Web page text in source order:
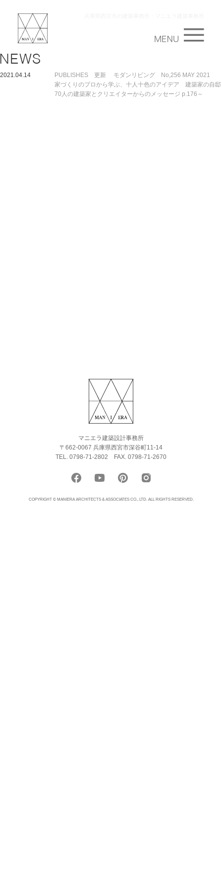
2021.04.14
PUBLISHES 更新 モダンリビング No,256 MAY 2021
家づくりのプロから学ぶ、十人十色のアイデア 建築家の自邸
70人の建築家とクリエイターからのメッセージ p.176～
マニエラ建築設計事務所
〒662-0067 兵庫県西宮市深谷町11-14
TEL. 0798-71-2802 FAX. 0798-71-2670
COPYRIGHT © MANIERA ARCHITECTS & ASSOCIATES CO., LTD. ALL RIGHTS RESERVED.